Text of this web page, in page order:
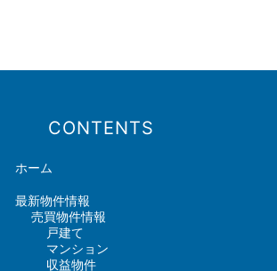
CONTENTS
ホーム
最新物件情報
売買物件情報
戸建て
マンション
収益物件